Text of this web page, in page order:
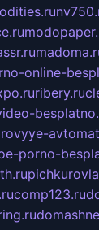
online-
ribery.ru
porno-
comp123.ru